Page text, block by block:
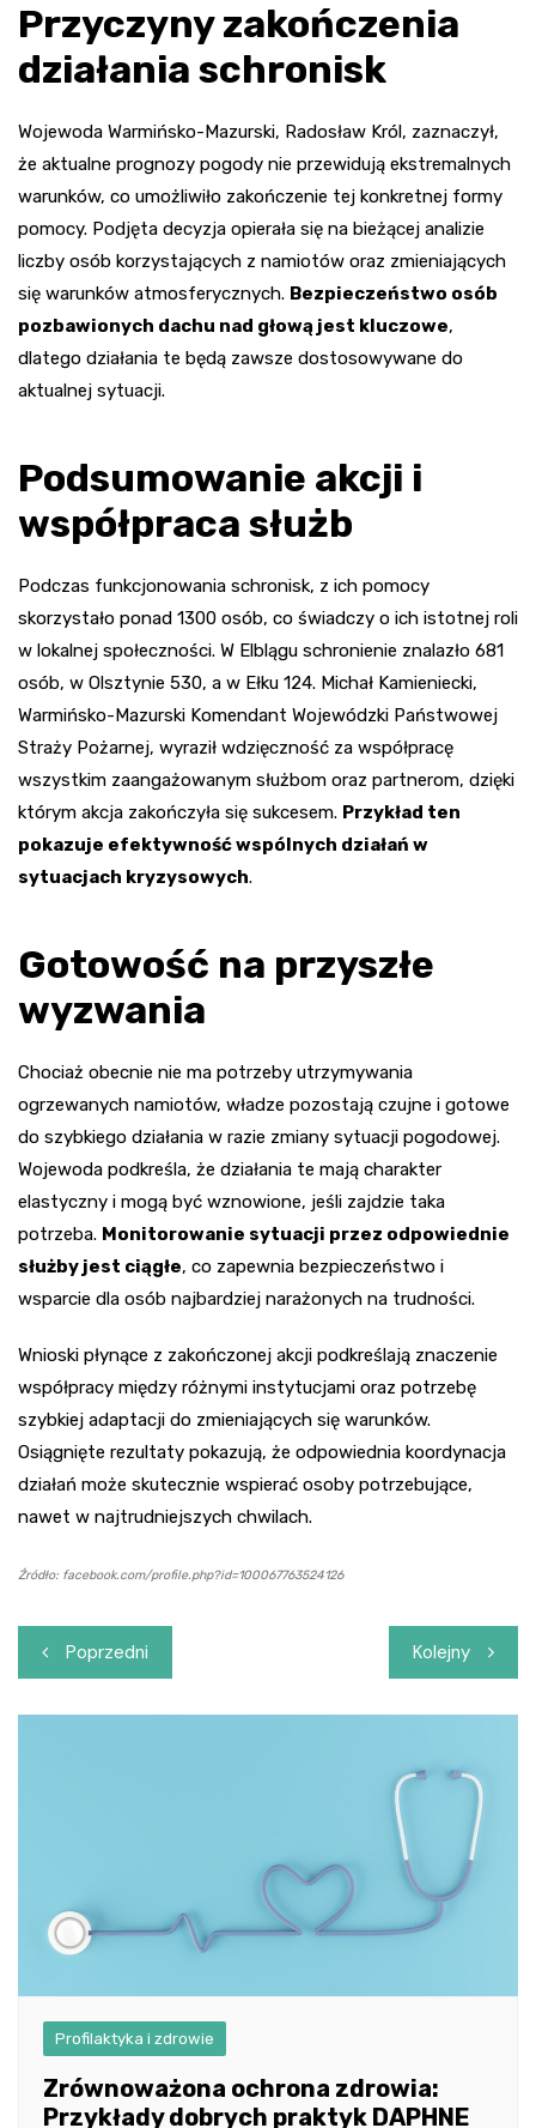
Przyczyny zakończenia
działania schronisk
Wojewoda Warmińsko-Mazurski, Radosław Król, zaznaczył,
że aktualne prognozy pogody nie przewidują ekstremalnych
warunków, co umożliwiło zakończenie tej konkretnej formy
pomocy. Podjęta decyzja opierała się na bieżącej analizie
liczby osób korzystających z namiotów oraz zmieniających
się warunków atmosferycznych. Bezpieczeństwo osób
pozbawionych dachu nad głową jest kluczowe,
dlatego działania te będą zawsze dostosowywane do
aktualnej sytuacji.
Podsumowanie akcji i
współpraca służb
Podczas funkcjonowania schronisk, z ich pomocy
skorzystało ponad 1300 osób, co świadczy o ich istotnej roli
w lokalnej społeczności. W Elblągu schronienie znalazło 681
osób, w Olsztynie 530, a w Ełku 124. Michał Kamieniecki,
Warmińsko-Mazurski Komendant Wojewódzki Państwowej
Straży Pożarnej, wyraził wdzięczność za współpracę
wszystkim zaangażowanym służbom oraz partnerom, dzięki
którym akcja zakończyła się sukcesem. Przykład ten
pokazuje efektywność wspólnych działań w
sytuacjach kryzysowych.
Gotowość na przyszłe
wyzwania
Chociaż obecnie nie ma potrzeby utrzymywania
ogrzewanych namiotów, władze pozostają czujne i gotowe
do szybkiego działania w razie zmiany sytuacji pogodowej.
Wojewoda podkreśla, że działania te mają charakter
elastyczny i mogą być wznowione, jeśli zajdzie taka
potrzeba. Monitorowanie sytuacji przez odpowiednie
służby jest ciągłe, co zapewnia bezpieczeństwo i
wsparcie dla osób najbardziej narażonych na trudności.
Wnioski płynące z zakończonej akcji podkreślają znaczenie
współpracy między różnymi instytucjami oraz potrzebę
szybkiej adaptacji do zmieniających się warunków.
Osiągnięte rezultaty pokazują, że odpowiednia koordynacja
działań może skutecznie wspierać osoby potrzebujące,
nawet w najtrudniejszych chwilach.
Źródło: facebook.com/profile.php?id=100067763524126
Nawigacja
wpisu
Poprzedni Kolejny
Profilaktyka i zdrowie
Zrównoważona ochrona zdrowia:
Przykłady dobrych praktyk DAPHNE